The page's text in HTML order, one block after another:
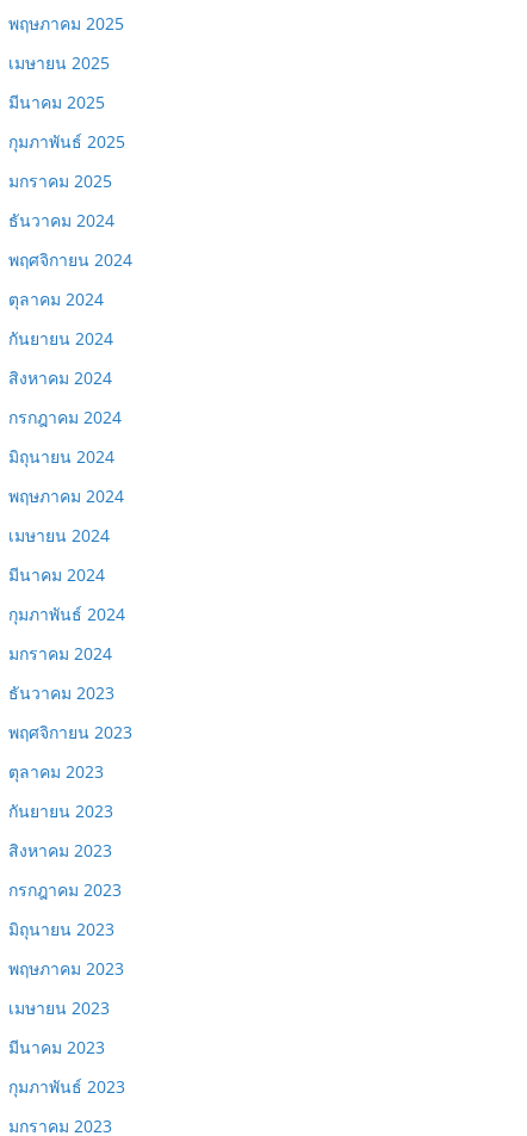
พฤษภาคม 2025
เมษายน 2025
มีนาคม 2025
กุมภาพันธ์ 2025
มกราคม 2025
ธันวาคม 2024
พฤศจิกายน 2024
ตุลาคม 2024
กันยายน 2024
สิงหาคม 2024
กรกฎาคม 2024
มิถุนายน 2024
พฤษภาคม 2024
เมษายน 2024
มีนาคม 2024
กุมภาพันธ์ 2024
มกราคม 2024
ธันวาคม 2023
พฤศจิกายน 2023
ตุลาคม 2023
กันยายน 2023
สิงหาคม 2023
กรกฎาคม 2023
มิถุนายน 2023
พฤษภาคม 2023
เมษายน 2023
มีนาคม 2023
กุมภาพันธ์ 2023
มกราคม 2023